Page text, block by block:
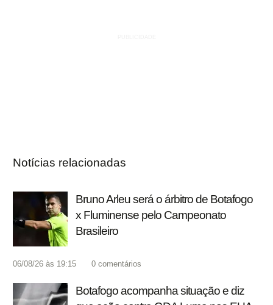
Notícias relacionadas
Bruno Arleu será o árbitro de Botafogo
x Fluminense pelo Campeonato
Brasileiro
06/08/26 às 19:15 0 comentários
Botafogo acompanha situação e diz